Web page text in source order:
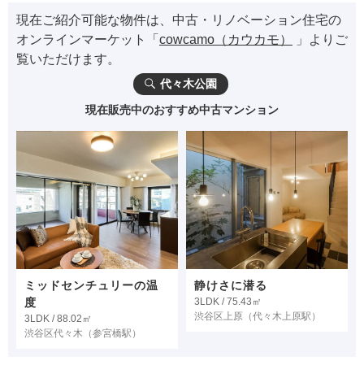
現在ご紹介可能な物件は、中古・リノベーション住宅の
オンラインマーケット「 cowcamo（カウカモ）
」よりご
覧いただけます。
代々木公園
現在販売中のおすすめ中古マンション
ミッドセンチュリーの温
度
3LDK / 88.02㎡
渋谷区代々木 （参宮橋駅）
静けさに潜る
3LDK / 75.43㎡
渋谷区上原 （代々木上原駅）